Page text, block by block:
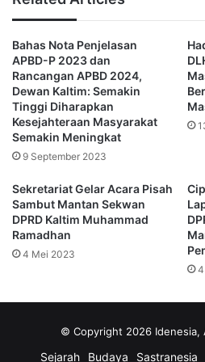
senantiasa bersinergi dan
pembangunan ibu kota baru ini.
“Apalagi ini kan sudah masuk
infrastruktur sangat krusial untuk
pembangunan. Kita hampir
(Advertorial)
Hasanuddin Masud
kunker Kutai
Bahas Nota Penjelasan
APBD-P 2023 dan
Rancangan APBD 2024,
Dewan Kaltim: Semakin
Tinggi Diharapkan
Kesejahteraan Masyarakat
Semakin Meningkat
9 September 2023
Sekretariat Gelar Acara Pisah
Sambut Mantan Sekwan
DPRD Kaltim Muhammad
Ramadhan
4 Mei 2023
© Copyright 2026 Idenesia,
Sejarah Budaya Sastranesia